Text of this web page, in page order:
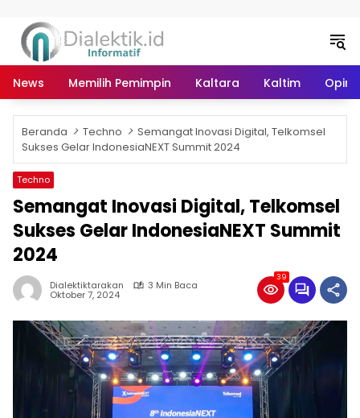
News Memilih Pemimpin Kaltara Kaltim Opini
Beranda Techno
Semangat Inovasi Digital, Telkomsel
Sukses Gelar IndonesiaNEXT Summit 2024
Techno
Semangat Inovasi Digital, Telkomsel
Sukses Gelar IndonesiaNEXT Summit
2024
Dialektiktarakan 3 Min Baca
Oktober 7, 2024
39